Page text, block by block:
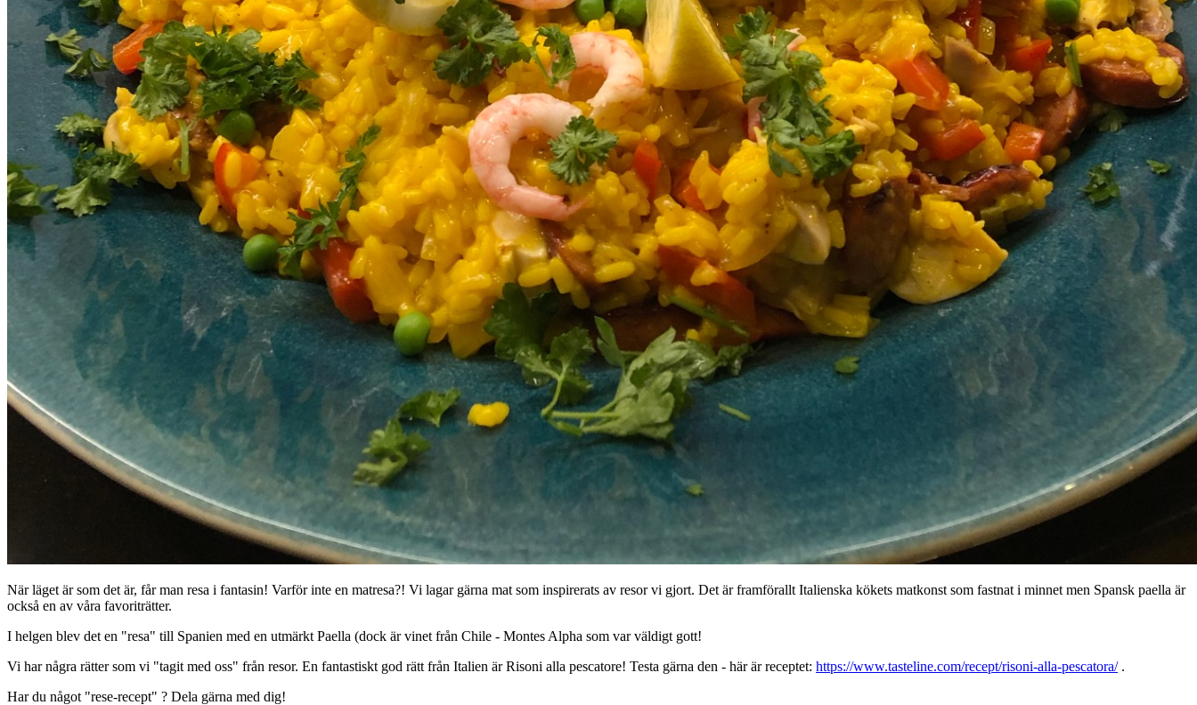
När läget är som det är, får man resa i fantasin! Varför inte en matresa?! Vi lagar gärna mat som inspirerats av resor vi gjort. Det är framförallt Italienska kökets matkonst som fastnat i minnet men Spansk paella är
också en av våra favoriträtter.
I helgen blev det en "resa" till Spanien med en utmärkt Paella (dock är vinet från Chile - Montes Alpha som var väldigt gott!
Vi har några rätter som vi "tagit med oss" från resor. En fantastiskt god rätt från Italien är Risoni alla pescatore! Testa gärna den - här är receptet: https://www.tasteline.com/recept/risoni-alla-pescatora/.
Har du något "rese-recept" ? Dela gärna med dig!